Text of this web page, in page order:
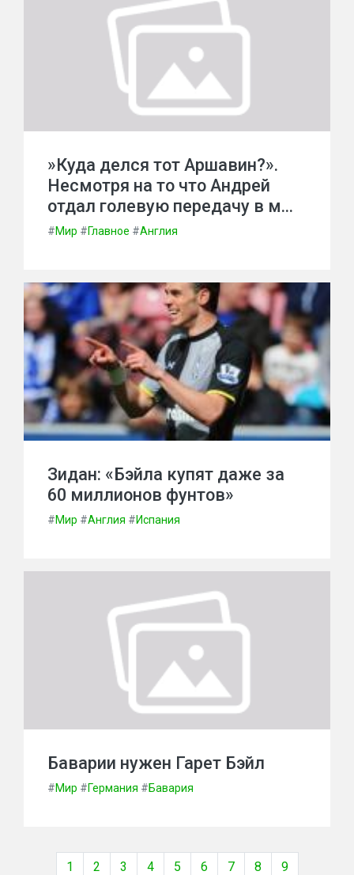
»Куда делся тот Аршавин?».
Несмотря на то что Андрей
отдал голевую передачу в м…
#Мир #Главное #Англия
Зидан: «Бэйла купят даже за
60 миллионов фунтов»
#Мир #Англия #Испания
Баварии нужен Гарет Бэйл
#Мир #Германия #Бавария
1 2 3 4 5 6 7 8 9